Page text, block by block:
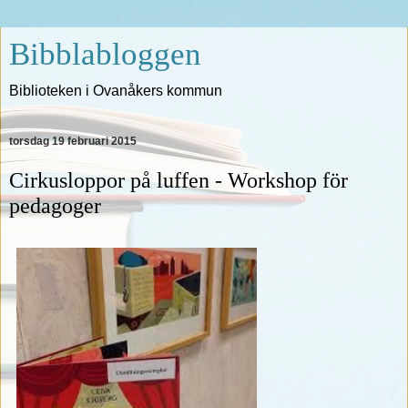
Bibblabloggen
Biblioteken i Ovanåkers kommun
torsdag 19 februari 2015
Cirkusloppor på luffen - Workshop för
pedagoger